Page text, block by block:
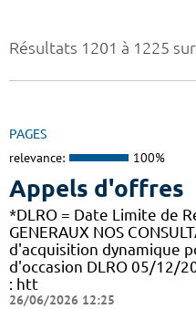
Résultats 1201 à 1225
PAGES
relevance: 100%
Appels d'offres
*DLRO = Date Limite de
GENERAUX NOS
d'acquisition dynamique
d'occasion DLRO 05/12/
: htt
26/06/2026 12:25